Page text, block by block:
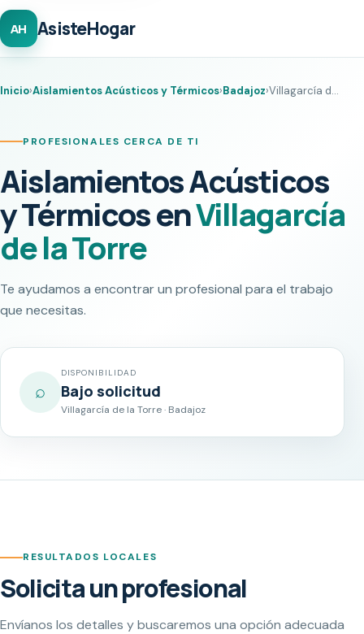
AH AsisteHogar
Inicio›Aislamientos Acústicos y Térmicos›Badajoz› Villagarcía de la Torre
PROFESIONALES CERCA DE TI
Aislamientos Acústicos
y Térmicos enVillagarcía
de la Torre
Te ayudamos a encontrar un profesional para el trabajo
que necesitas.
⌕
DISPONIBILIDAD
Bajo solicitud
Villagarcía de la Torre · Badajoz
RESULTADOS LOCALES
Solicita un profesional
Envíanos los detalles y buscaremos una opción adecuada